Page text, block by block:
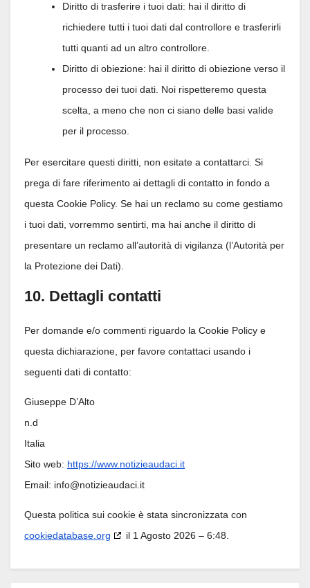
Diritto di trasferire i tuoi dati: hai il diritto di
richiedere tutti i tuoi dati dal controllore e trasferirli
tutti quanti ad un altro controllore.
Diritto di obiezione: hai il diritto di obiezione verso il
processo dei tuoi dati. Noi rispetteremo questa
scelta, a meno che non ci siano delle basi valide
per il processo.
Per esercitare questi diritti, non esitate a contattarci. Si
prega di fare riferimento ai dettagli di contatto in fondo a
questa Cookie Policy. Se hai un reclamo su come gestiamo
i tuoi dati, vorremmo sentirti, ma hai anche il diritto di
presentare un reclamo all’autorità di vigilanza (l’Autorità per
la Protezione dei Dati).
10. Dettagli contatti
Per domande e/o commenti riguardo la Cookie Policy e
questa dichiarazione, per favore contattaci usando i
seguenti dati di contatto:
Giuseppe D’Alto
n.d
Italia
Sito web: https://www.notizieaudaci.it
Email: info@notizieaudaci.it
Questa politica sui cookie è stata sincronizzata con
cookiedatabase.org
il 1 Agosto 2026 – 6:48.